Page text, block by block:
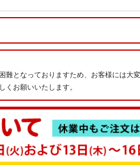
となっておりますため、お客様には大
くお願いいたします。